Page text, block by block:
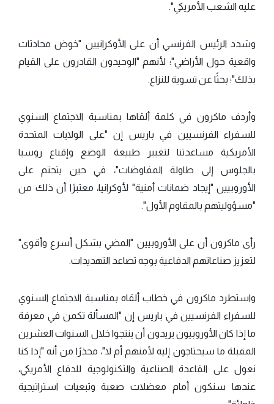
عليه الشعب الأمريكي".
وشدد الرئيس الفرنسي أن على الأوكرانيين "خوض محادثات
واقعية حول الأراضي"؛ لأنهم "الوحيدون القادرون على القيام
بذلك"؛ بحثًا عن تسوية للنزاع.
وأردف ماكرون في كلمة ألقاها بمناسبة الاجتماع السنوي
للسفراء الفرنسيين في باريس إن "على الولايات المتحدة
الأمريكية مساعدتنا لتغيير طبيعة الوضع وإقناع روسيا
بالجلوس إلى طاولة المفاوضات"، في حين يتحتم على
الأوروبيين "إيجاد ضمانات أمنية" لأوكرانيا، معتبرًا أن ذلك من
"مسؤوليتهم بالمقاوم الأول".
رأى ماكرون أن على الأوروبيين "المضي بشكل أسرع وأقوى"
لتعزيز صناعاتهم الدفاعية بوجه تصاعد التهديدات.
واستطرد ماكرون في خطاب ألقاه بمناسبة الاجتماع السنوي
للسفراء الفرنسيين في باريس إن "المسألة تكمن في معرفة
ما إذا كان الأوروبيون يريدون أن ينتجوا خلال السنوات العشرين
المقبلة ما سيحتاجون إليه لأمنهم أم لا"، محذرًا من أنه "إذا كنا
نعول على القاعدة الصناعية والتكنولوجية للدفاع الأمريكي،
عندها سنكون أمام معضلات صعبة وتبعيات استراتيجية